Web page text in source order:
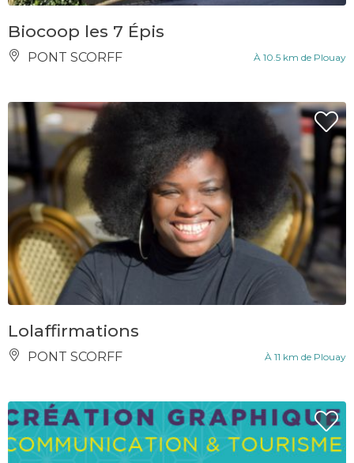
Biocoop les 7 Épis
PONT SCORFF À 10.5 km de Plouay
Lolaffirmations
PONT SCORFF À 11 km de Plouay